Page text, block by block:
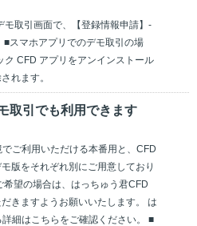
取引画面で、【登録情報申請】-
■スマホアプリでのデモ取引の場
CFD アプリをアンインストール
れます。
取引でも利用できます
ご利用いただける本番用と、CFD
版をそれぞれ別にご用意しており
望の場合は、はっちゅう君CFD
きますようお願いいたします。 は
細はこちらをご確認ください。 ■